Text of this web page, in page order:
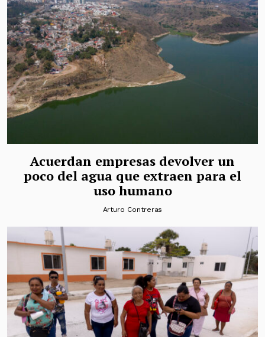
Acuerdan empresas devolver un
poco del agua que extraen para el
uso humano
Arturo Contreras